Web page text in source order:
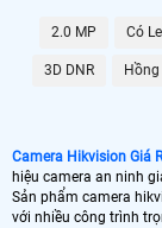
🌀 Xuất xứ Camera
Camera, Chuôn cửa,
🏠 Gía Camera
2.0 MP Có
3D DNR
Camera Hikvision Giá
hiệu camera an ninh
Sản phẩm camera
với nhiều công trình